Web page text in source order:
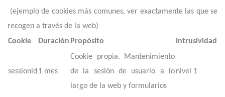
(ejemplo de cookies más comunes, ver exactamente las que se
recogen a través de la web)
Cookie
Duración Propósito Intrusividad
sessionid 1 mes
Cookie propia. Mantenimiento
de la sesión de usuario a lo
largo de la web y formularios
nivel 1